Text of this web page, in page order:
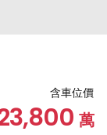
含車位價
萬